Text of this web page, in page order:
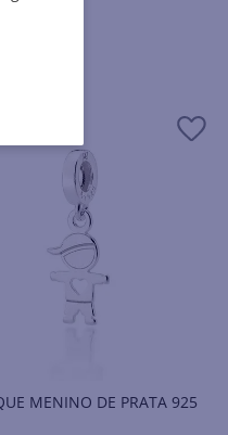
MENINO DE PRATA 925